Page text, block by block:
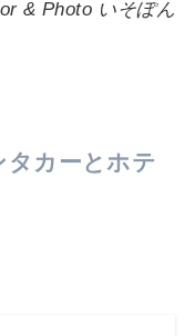
& Photo いそぽん
タカーとホテ